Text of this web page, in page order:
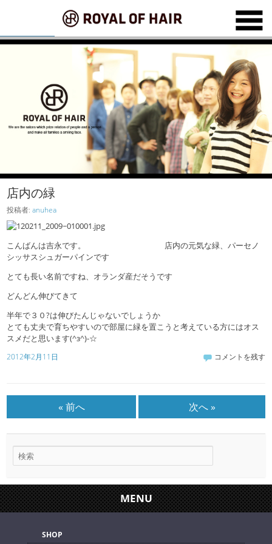
店内の緑
投稿者:anuhea
こんばんは吉永です。 店内の元気な緑、パーセノ
シッサスシュガーパインです
とても長い名前ですね、オランダ産だそうです
どんどん伸びてきて
半年で３０?は伸びたんじゃないでしょうか
とても丈夫で育ちやすいので部屋に緑を置こうと考えている方にはオス
スメだと思います(^з^)-☆
2012年2月11日 コメントを残す
« 前へ 次へ »
MENU
SHOP